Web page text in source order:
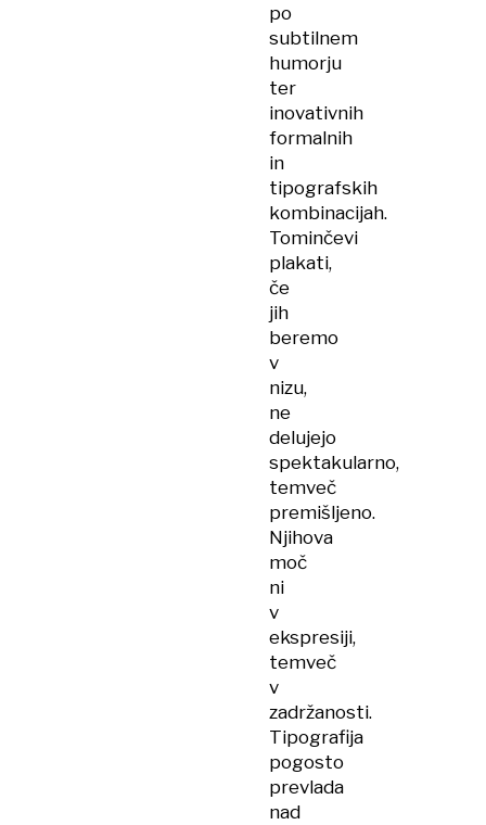
po
subtilnem
humorju
ter
inovativnih
formalnih
in
tipografskih
kombinacijah.
Tominčevi
plakati,
če
jih
beremo
v
nizu,
ne
delujejo
spektakularno,
temveč
premišljeno.
Njihova
moč
ni
v
ekspresiji,
temveč
v
zadržanosti.
Tipografija
pogosto
prevlada
nad